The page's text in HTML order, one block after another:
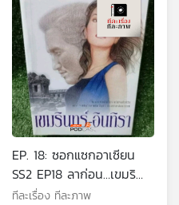
EP. 18: ซอกแซกอาเซียน
SS2 EP18 ลาก่อน…เขมริ
นทร์ อินทิรา
ทีละเรื่อง ทีละภาพ